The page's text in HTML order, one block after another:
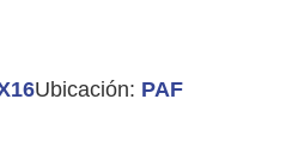
Ubicación: PAF